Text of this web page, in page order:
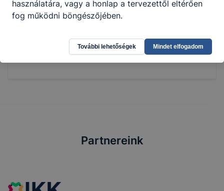
Szellemisége, pedagógiai értékrendje, melyet
mindig a gyermekközpontúság, szeretetteljes
Partnereink
használatára, vagy a honlap a tervezettől eltérően
fog működni böngészőjében.
További lehetőségek Mindet elfogadom